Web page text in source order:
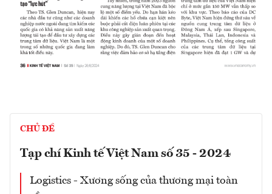
CHỦ ĐỀ
Tạp chí Kinh tế Việt Nam số 35 - 2024
Logistics - Xương sống của thương mại toàn